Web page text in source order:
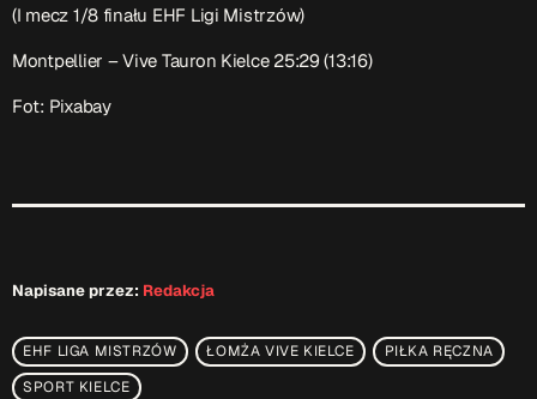
(I mecz 1/8 finału EHF Ligi Mistrzów)
Montpellier – Vive Tauron Kielce 25:29 (13:16)
Fot: Pixabay
Napisane przez: Redakcja
EHF LIGA MISTRZÓW ŁOMŻA VIVE KIELCE
PIŁKA RĘCZNA
SPORT KIELCE